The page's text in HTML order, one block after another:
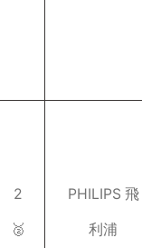
2
🥈
PHILIPS 飛
利浦